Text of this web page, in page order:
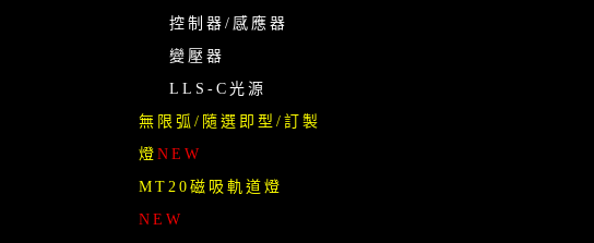
控制器/感應器
變壓器
LLS-C光源
無限弧/隨選即型/訂製
燈 NEW
MT20磁吸軌道燈
NEW